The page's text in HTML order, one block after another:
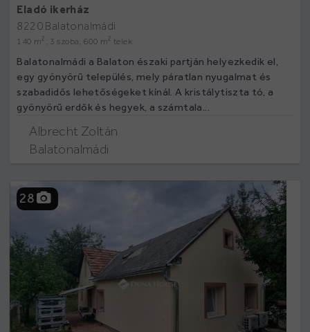
Eladó ikerház
8220 Balatonalmádi
140 m2 , 3 szoba, 600 m2 telek
Balatonalmádi a Balaton északi partján helyezkedik el,
egy gyönyörű település, mely páratlan nyugalmat és
szabadidős lehetőségeket kínál. A kristálytiszta tó, a
gyönyörű erdők és hegyek, a számtala...
Albrecht Zoltán
Balatonalmádi
28